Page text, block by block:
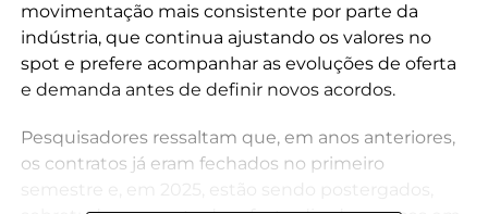
movimentação mais consistente por parte da
indústria, que continua ajustando os valores no
spot e prefere acompanhar as evoluções de oferta
e demanda antes de definir novos acordos.
Pesquisadores ressaltam que, em anos anteriores,
os contratos já eram fechados no primeiro